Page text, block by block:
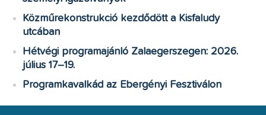
Közműrekonstrukció kezdődött a Kisfaludy
utcában
Hétvégi programajánló Zalaegerszegen: 2026.
július 17–19.
Programkavalkád az Ebergényi Fesztiválon